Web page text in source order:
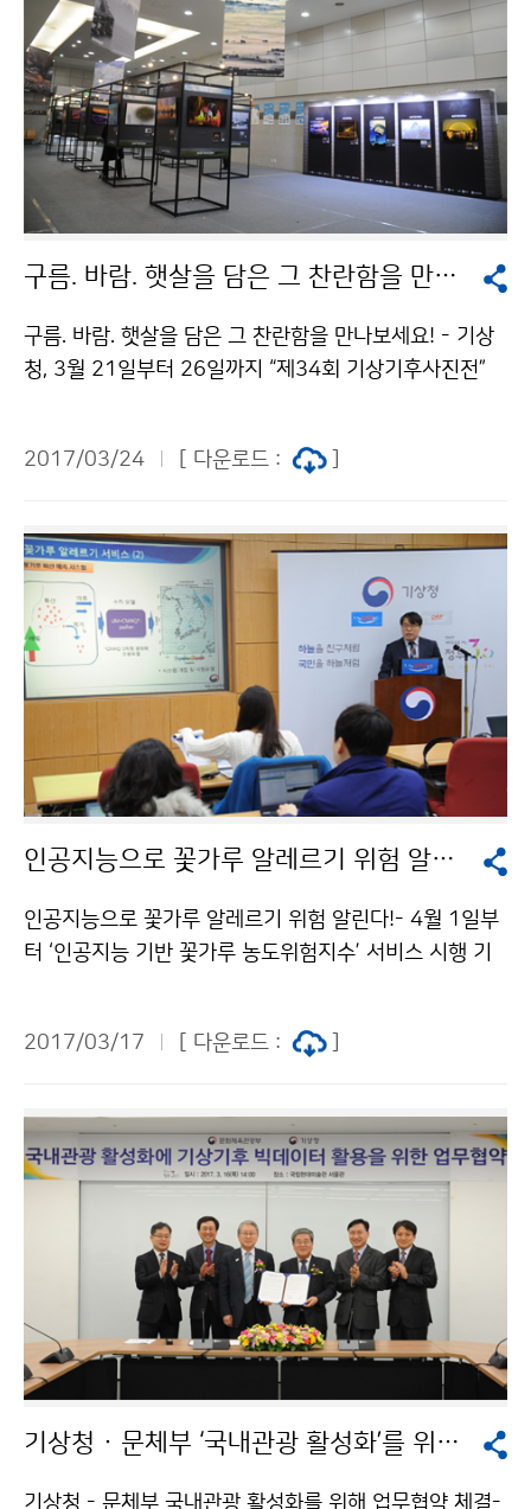
구름. 바람. 햇살을 담은 그 찬란함을 만나보세요!
구름. 바람. 햇살을 담은 그 찬란함을 만나보세요! - 기상
청, 3월 21일부터 26일까지 “제34회 기상기후사진전”
을 전시하는 ‘제34회 기상기후사진전’을 개최합니다. 이
2017/03/24 [ 다운로드 :
인공지능으로 꽃가루 알레르기 위험 알린다!
인공지능으로 꽃가루 알레르기 위험 알린다!- 4월 1일부
터 ‘인공지능 기반 꽃가루 농도위험지수’ 서비스 시행 기
해 4월 1일(토)부터 인공지능을 이용하여 봄철 꽃가루 알
스를 시행한다고 밝혔습니다.
2017/03/17 [ 다운로드 :
기상청 · 문체부 ‘국내관광 활성화’를 위해 업무협약(MOU)´ 체결
기상청 - 문체부 국내관광 활성화를 위해 업무협약 체결-